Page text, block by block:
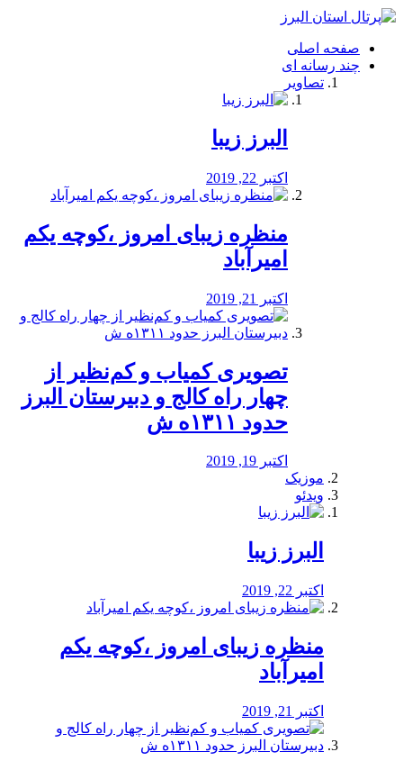
فصد
شرق
تهران
خشکشویی
صفحه اصلی
چند رسانه ای
تصاویر
البرز زیبا
اکتبر 22, 2019
منظره‌‌ زیبای امروز ،کوچه یکم
امیرآباد
اکتبر 21, 2019
️تصویری کمیاب و کم‌نظیر از
چهار راه كالج و دبيرستان البرز
حدود ۱۳۱۱ه ش
اکتبر 19, 2019
موزیک
ویدئو
البرز زیبا
اکتبر 22, 2019
منظره‌‌ زیبای امروز ،کوچه یکم
امیرآباد
اکتبر 21, 2019